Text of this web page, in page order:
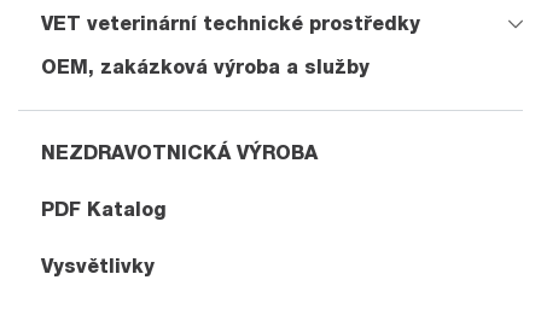
VET veterinární technické prostředky
OEM, zakázková výroba a služby
NEZDRAVOTNICKÁ VÝROBA
PDF Katalog
Vysvětlivky